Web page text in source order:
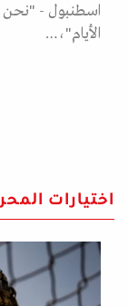
اسطنبول - "نحن
الأيام"،…
اختيارات